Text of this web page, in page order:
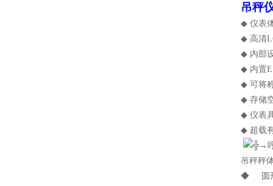
吊秤
◆ 仪表
◆ 高清
◆ 内部
◆ 内置
◆ 可将
◆ 存储
◆ 仪表
◆ 超载
吊秤秤
◆